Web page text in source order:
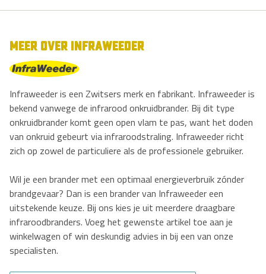
MEER OVER INFRAWEEDER
Infraweeder is een Zwitsers merk en fabrikant. Infraweeder is
bekend vanwege de infrarood onkruidbrander. Bij dit type
onkruidbrander komt geen open vlam te pas, want het doden
van onkruid gebeurt via infraroodstraling. Infraweeder richt
zich op zowel de particuliere als de professionele gebruiker.
Wil je een brander met een optimaal energieverbruik zónder
brandgevaar? Dan is een brander van Infraweeder een
uitstekende keuze. Bij ons kies je uit meerdere draagbare
infraroodbranders. Voeg het gewenste artikel toe aan je
winkelwagen of win deskundig advies in bij een van onze
specialisten.